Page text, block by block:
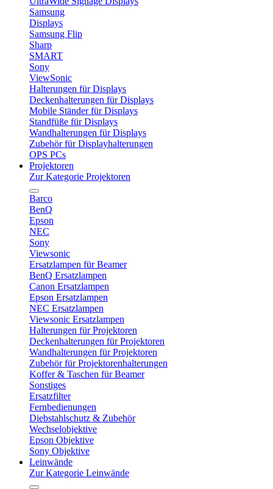
Samsung
Displays
Samsung Flip
Sharp
SMART
Sony
ViewSonic
Halterungen für Displays
Deckenhalterungen für Displays
Mobile Ständer für Displays
Standfüße für Displays
Wandhalterungen für Displays
Zubehör für Displayhalterungen
OPS PCs
Projektoren
Zur Kategorie Projektoren
Barco
BenQ
Epson
NEC
Sony
Viewsonic
Ersatzlampen für Beamer
BenQ Ersatzlampen
Canon Ersatzlampen
Epson Ersatzlampen
NEC Ersatzlampen
Viewsonic Ersatzlampen
Halterungen für Projektoren
Deckenhalterungen für Projektoren
Wandhalterungen für Projektoren
Zubehör für Projektorenhalterungen
Koffer & Taschen für Beamer
Sonstiges
Ersatzfilter
Fernbedienungen
Diebstahlschutz & Zubehör
Wechselobjektive
Epson Objektive
Sony Objektive
Leinwände
Zur Kategorie Leinwände